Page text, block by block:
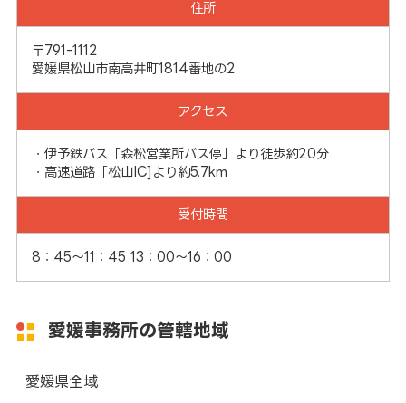
住所
〒791-1112
愛媛県松山市南高井町1814番地の2
アクセス
・伊予鉄バス「森松営業所バス停」より徒歩約20分
・高速道路「松山IC]より約5.7km
受付時間
8：45～11：45 13：00～16：00
愛媛事務所の管轄地域
愛媛県全域